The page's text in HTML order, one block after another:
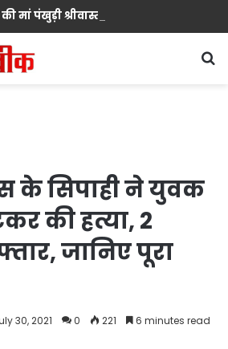
के सिपाही ने युवक
की हत्या, 2
जानिए पूरा
30, 2021 0 221 6 minutes read